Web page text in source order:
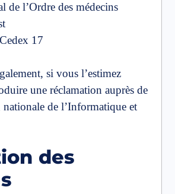
de l’Ordre des médecins
17
si vous l’estimez
une réclamation auprès de
de l’Informatique et
des